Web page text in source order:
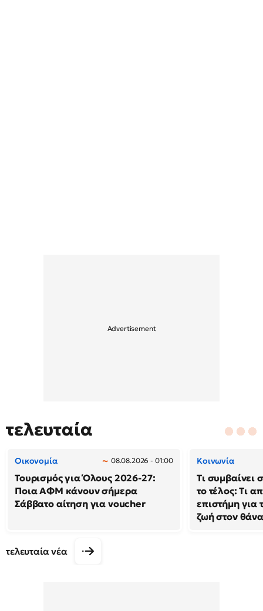
τελευταία
Οικονομία 08.08.2026 - 01:00
Τουρισμός για Όλους 2026-27:
Ποια ΑΦΜ κάνουν σήμερα
Σάββατο αίτηση για voucher
Κοινωνία
Τι συμβαίνει
το τέλος: Τι
επιστήμη για
ζωή στον
τελευταία νέα